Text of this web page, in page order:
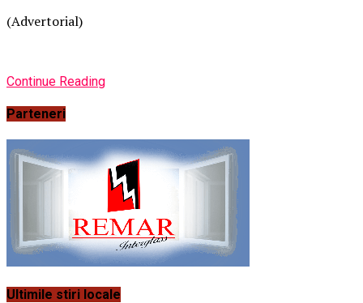
(Advertorial)
Continue Reading
Parteneri
Ultimile stiri locale